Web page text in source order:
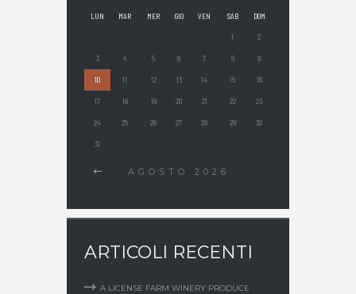
LUN MAR MER GIO VEN SAB DOM
1 2
3 4 5 6 7 8 9
10 11 12 13 14 15 16
17 18 19 20 21 22 23
24 25 26 27 28 29 30
31
AGOSTO 2026
ARTICOLI RECENTI
A LICENSE FARM WINERY PRODUCE